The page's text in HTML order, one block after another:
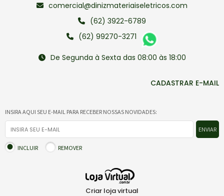
comercial@dinizmateriaiseletricos.com
(62) 3922-6789
(62) 99270-3271
De Segunda à Sexta das 08:00 às 18:00
CADASTRAR E-MAIL
INSIRA AQUI SEU E-MAIL PARA RECEBER NOSSAS NOVIDADES:
INCLUIR REMOVER
ENVIAR
Criar loja virtual